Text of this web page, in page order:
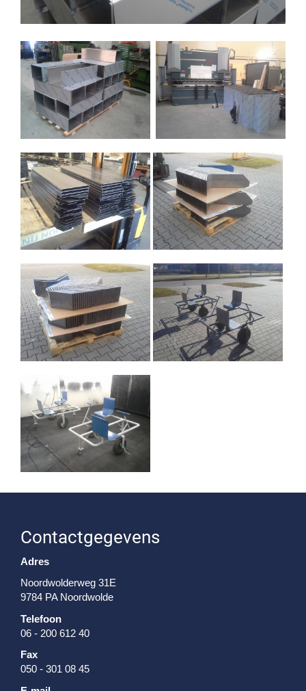
Contactgegevens
Adres
Noordwolderweg 31E
9784 PA Noordwolde
Telefoon
06 - 200 612 40
Fax
050 - 301 08 45